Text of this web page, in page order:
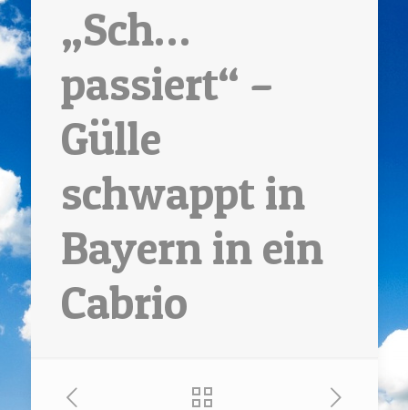
„Sch…
passiert“ –
Gülle
schwappt in
Bayern in ein
Cabrio